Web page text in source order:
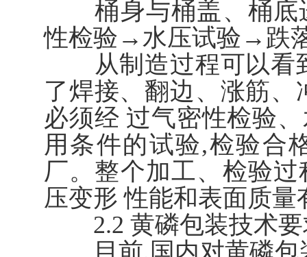
桶身与桶盖、桶底
性检验→水压试验→跌
从制造过程可以看
了焊接、翻边、涨筋
必须经 过气密性检验
用条件的试验,检验合
厂。整个加工、检验
压变形 性能和表面质量
2.2 黄磷包装技术要
目前,国内对黄磷包